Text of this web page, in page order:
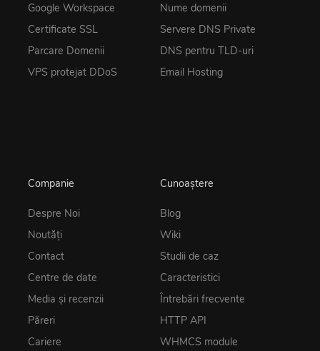
Google Workspace
Certificate SSL
Parcare Domenii
VPS protejat DDoS
Nume domenii
Servere DNS Private
DNS pentru TLD-uri
Email Hosting
Companie
Despre Noi
Noutăţi
Contact
Centre de date
Media și recenzii
Păreri
Cariere
Cunoaștere
Blog
Wiki
Studii de caz
Caracteristici
Întrebări frecvente
HTTP API
WHMCS module